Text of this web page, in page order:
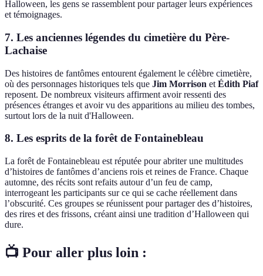
Halloween, les gens se rassemblent pour partager leurs expériences
et témoignages.
7. Les anciennes légendes du cimetière du Père-
Lachaise
Des histoires de fantômes entourent également le célèbre cimetière,
où des personnages historiques tels que Jim Morrison et Édith Piaf
reposent. De nombreux visiteurs affirment avoir ressenti des
présences étranges et avoir vu des apparitions au milieu des tombes,
surtout lors de la nuit d'Halloween.
8. Les esprits de la forêt de Fontainebleau
La forêt de Fontainebleau est réputée pour abriter une multitudes
d’histoires de fantômes d’anciens rois et reines de France. Chaque
automne, des récits sont refaits autour d’un feu de camp,
interrogeant les participants sur ce qui se cache réellement dans
l’obscurité. Ces groupes se réunissent pour partager des d’histoires,
des rires et des frissons, créant ainsi une tradition d’Halloween qui
dure.
📺 Pour aller plus loin :